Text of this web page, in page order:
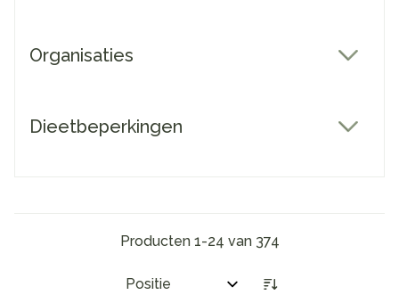
Organisaties
Dieetbeperkingen
Producten 1-24 van 374
Sorteer op: